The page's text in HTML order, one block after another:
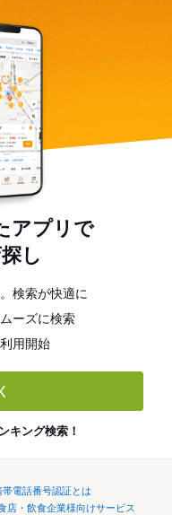
アプリで
し
検索が快適に
ーズに検索
用開始
キング検索！
帯電話番号認証とは
店・飲食企業様向けサービス